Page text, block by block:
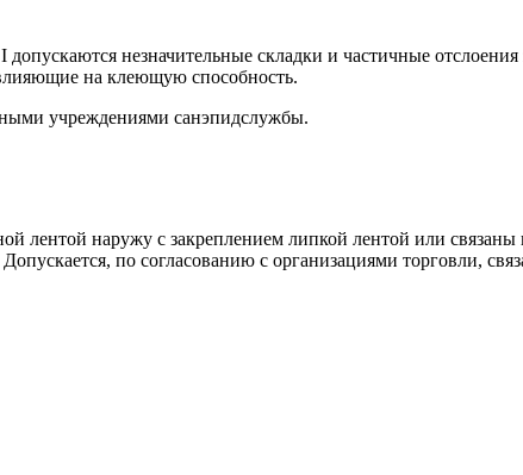
незначительные складки и частичные
на клеющую способность.
учреждениями санэпидслужбы.
лентой наружу с закреплением липкой лентой или связаны
по согласованию с организациями торговли,